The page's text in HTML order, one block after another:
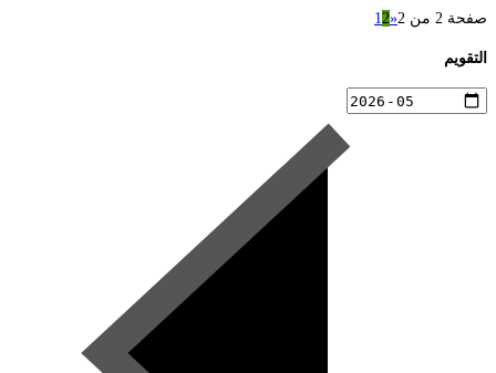
صفحة 2 من 2 «
1 2
التقويم